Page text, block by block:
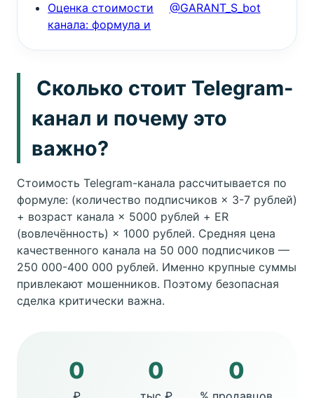
Оценка стоимости
канала: формула и
@GARANT_S_bot
Сколько стоит Telegram-
канал и почему это
важно?
Стоимость Telegram-канала рассчитывается по
формуле: (количество подписчиков × 3-7 рублей)
+ возраст канала × 5000 рублей + ER
(вовлечённость) × 1000 рублей. Средняя цена
качественного канала на 50 000 подписчиков —
250 000-400 000 рублей. Именно крупные суммы
привлекают мошенников. Поэтому безопасная
сделка критически важна.
0 0 0